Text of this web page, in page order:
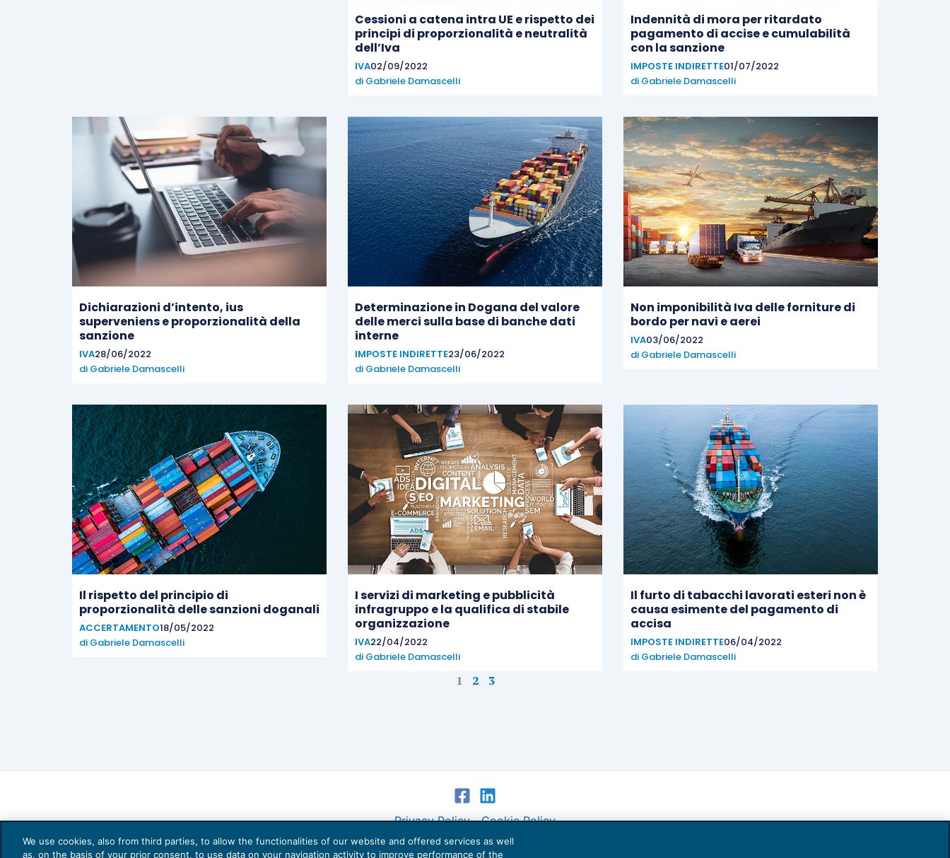
Cessioni a catena intra UE e rispetto dei
principi di proporzionalità e neutralità
dell’Iva
IVA02/09/2022
di Gabriele Damascelli
Indennità di mora per ritardato
pagamento di accise e cumulabilità
con la sanzione
IMPOSTE INDIRETTE01/07/2022
di Gabriele Damascelli
Dichiarazioni d’intento, ius
superveniens e proporzionalità della
sanzione
IVA28/06/2022
di Gabriele Damascelli
Determinazione in Dogana del valore
delle merci sulla base di banche dati
interne
IMPOSTE INDIRETTE23/06/2022
di Gabriele Damascelli
Non imponibilità Iva delle forniture di
bordo per navi e aerei
IVA03/06/2022
di Gabriele Damascelli
Il rispetto del principio di
proporzionalità delle sanzioni doganali
ACCERTAMENTO18/05/2022
di Gabriele Damascelli
I servizi di marketing e pubblicità
infragruppo e la qualifica di stabile
organizzazione
IVA22/04/2022
di Gabriele Damascelli
Il furto di tabacchi lavorati esteri non è
causa esimente del pagamento di
accisa
IMPOSTE INDIRETTE06/04/2022
di Gabriele Damascelli
1 2 3
Privacy Policy Cookie Policy
Euroconference NEWS è una testata registrata al Tribunale di Milano Reg. n. 8556/2026
We use cookies, also from third parties, to allow the functionalities of our website and offered services as well
as, on the basis of your prior consent, to use data on your navigation activity to improve performance of the